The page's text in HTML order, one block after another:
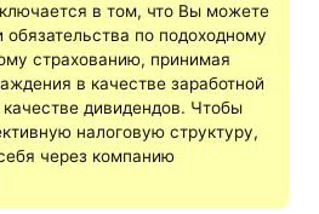
в том, что Вы можете
по подоходному
страхованию, принимая
в качестве заработной
дивидендов. Чтобы
налоговую структуру,
через компанию